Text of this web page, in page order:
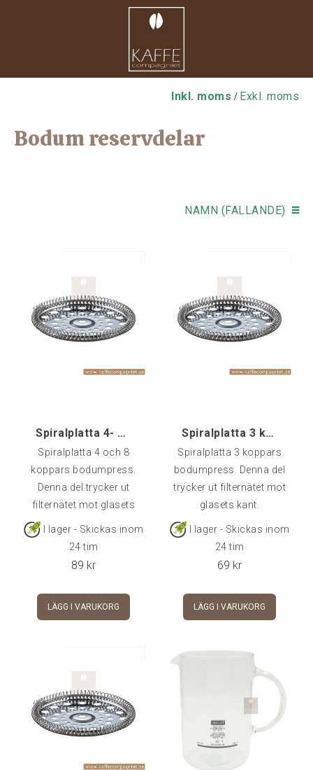
Inkl. moms / Exkl. moms
Bodum reservdelar
NAMN (FALLANDE)
Spiralplatta 4- och 8-koppars
Spiralplatta 4 och 8
koppars bodumpress.
Denna del trycker ut
filternätet mot glasets
I lager - Skickas inom
24 tim
89 kr
LÄGG I VARUKORG
Spiralplatta 3 koppars
Spiralplatta 3 koppars
bodumpress. Denna del
trycker ut filternätet mot
glasets kant.
I lager - Skickas inom
24 tim
69 kr
LÄGG I VARUKORG